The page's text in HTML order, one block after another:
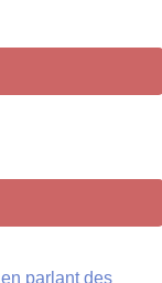
parlant des